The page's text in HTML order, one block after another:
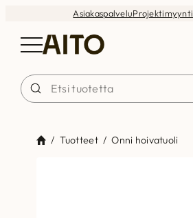
AsiakaspalveluProjektimyynti
/ Tuotteet / Onni hoivatuoli